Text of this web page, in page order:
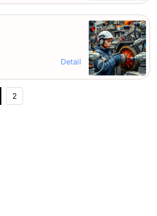
Detail
2